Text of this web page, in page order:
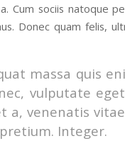
Cum sociis natoque
Donec quam felis,
massa quis
vulputate
a, venenatis
Integer.